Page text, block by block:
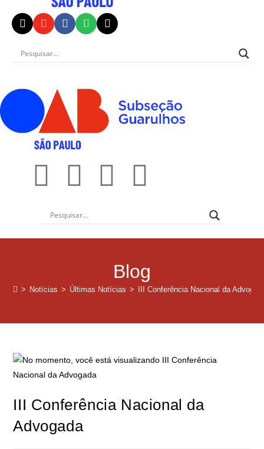
Blog
> Notícias > Últimas Notícias > III Conferência Nacional da
III Conferência Nacional da
Advogada